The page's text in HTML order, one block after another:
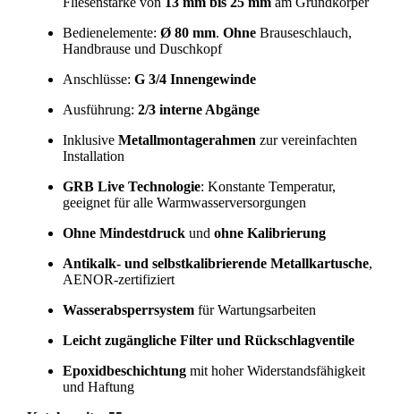
Bedienelemente: Ø 80 mm. OhneBrauseschlauch,
Handbrause und Duschkopf
Anschlüsse: G 3/4 Innengewinde
Ausführung: 2/3 interne Abgänge
Inklusive Metallmontagerahmen zur vereinfachten
Installation
GRB Live Technologie: Konstante Temperatur,
geeignet für alle Warmwasserversorgungen
Ohne Mindestdruckund ohne Kalibrierung
Antikalk- und selbstkalibrierende Metallkartusche,
AENOR-zertifiziert
Wasserabsperrsystemfür Wartungsarbeiten
Leicht zugängliche Filter und Rückschlagventile
Epoxidbeschichtungmit hoher Widerstandsfähigkeit
und Haftung